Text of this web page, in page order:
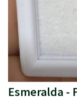
Esmeralda -